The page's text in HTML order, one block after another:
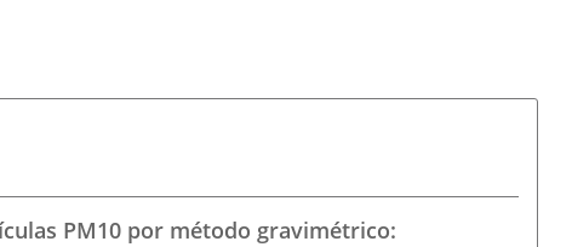
PM10 por método gravimétrico